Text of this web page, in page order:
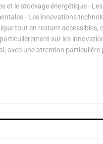
et le stockage énergétique -
- Les innovations
tout en restant
sur les
avec une attention